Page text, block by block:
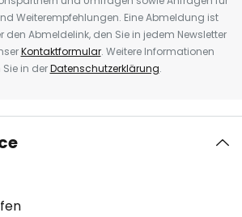
Weiterempfehlungen. Eine Abmeldung ist
den Abmeldelink, den Sie in jedem Newsletter
Kontaktformular. Weitere Informationen
in derDatenschutzerklärung.